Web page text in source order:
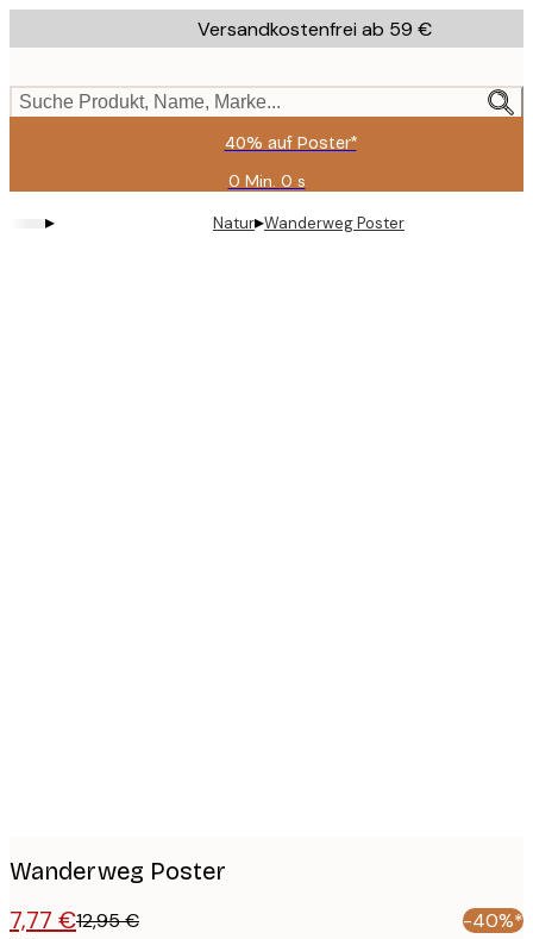
to
content.
Versandkostenfrei ab 59 €
Suche Produkt, Name, Marke...
40% auf Poster*
0 Min. 0 s
Gültig
bis:
2026-
▸ Natur▸Wanderweg Poster
Wanderweg Poster
7,77 €12,95 € -40%*